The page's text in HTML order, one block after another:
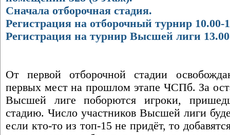
Сначала отборочная стадия.
Регистрация на отборочный турнир 10.00-
Регистрация на турнир Высшей лиги
От первой отборочной стадии
первых мест на прошлом этапе ЧСПб. За
Высшей лиге поборются игроки,
стадию. Число участников Высшей лиги
если кто-то из топ-15 не придёт, то